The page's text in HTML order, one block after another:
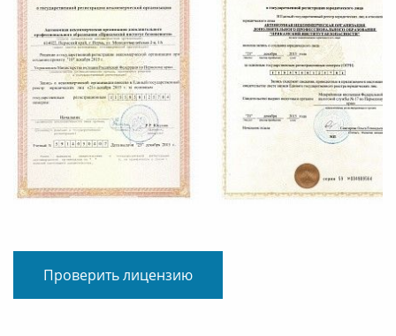
Проверить лицензию